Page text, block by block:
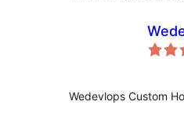
Wedevlops Custom